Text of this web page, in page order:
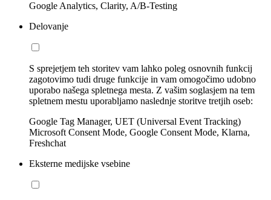
Google Analytics, Clarity, A/B-Testing
Delovanje
S sprejetjem teh storitev vam lahko poleg osnovnih funkcij
zagotovimo tudi druge funkcije in vam omogočimo udobno
uporabo našega spletnega mesta. Z vašim soglasjem na tem
spletnem mestu uporabljamo naslednje storitve tretjih oseb:
Google Tag Manager, UET (Universal Event Tracking)
Microsoft Consent Mode, Google Consent Mode, Klarna,
Freshchat
Eksterne medijske vsebine